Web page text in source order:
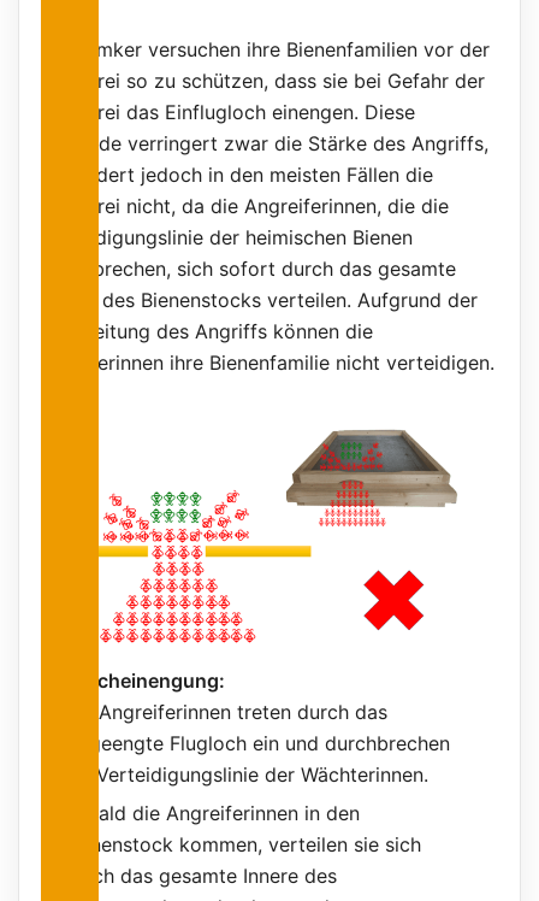
Viele Imker versuchen ihre Bienenfamilien vor der
Räuberei so zu schützen, dass sie bei Gefahr der
Räuberei das Einflugloch einengen. Diese
Methode verringert zwar die Stärke des Angriffs,
verhindert jedoch in den meisten Fällen die
Räuberei nicht, da die Angreiferinnen, die die
Verteidigungslinie der heimischen Bienen
durchbrechen, sich sofort durch das gesamte
Innere des Bienenstocks verteilen. Aufgrund der
Ausbreitung des Angriffs können die
Wächterinnen ihre Bienenfamilie nicht verteidigen.
Fluglocheinengung:
Die Angreiferinnen treten durch das
eingeengte Flugloch ein und durchbrechen
die Verteidigungslinie der Wächterinnen.
Sobald die Angreiferinnen in den
Bienenstock kommen, verteilen sie sich
durch das gesamte Innere des